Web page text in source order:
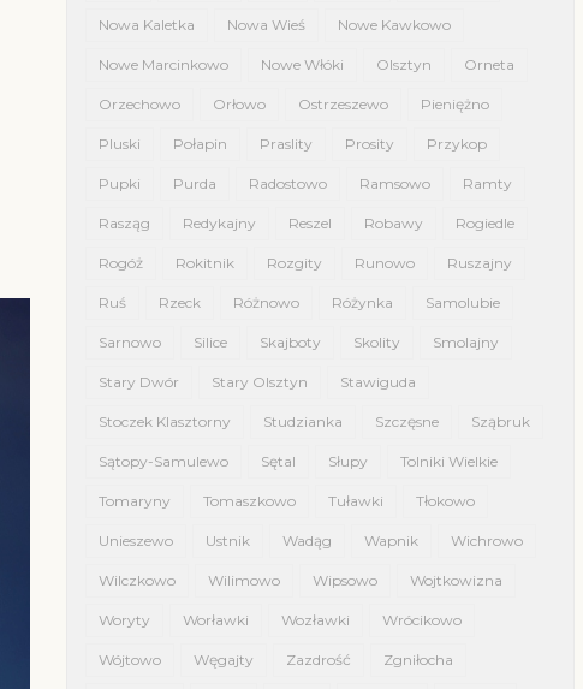
Nowa Kaletka Nowa Wieś Nowe Kawkowo
Nowe Marcinkowo Nowe Włóki Olsztyn Orneta
Orzechowo Orłowo Ostrzeszewo Pieniężno
Pluski Połapin Praslity Prosity Przykop
Pupki Purda Radostowo Ramsowo Ramty
Rasząg Redykajny Reszel Robawy Rogiedle
Rogóż Rokitnik Rozgity Runowo Ruszajny
Ruś Rzeck Różnowo Różynka Samolubie
Sarnowo Silice Skajboty Skolity Smolajny
Stary Dwór Stary Olsztyn Stawiguda
Stoczek Klasztorny Studzianka Szczęsne Sząbruk
Sątopy-Samulewo Sętal Słupy Tolniki Wielkie
Tomaryny Tomaszkowo Tuławki Tłokowo
Unieszewo Ustnik Wadąg Wapnik Wichrowo
Wilczkowo Wilimowo Wipsowo Wojtkowizna
Woryty Worławki Wozławki Wrócikowo
Wójtowo Węgajty Zazdrość Zgniłocha